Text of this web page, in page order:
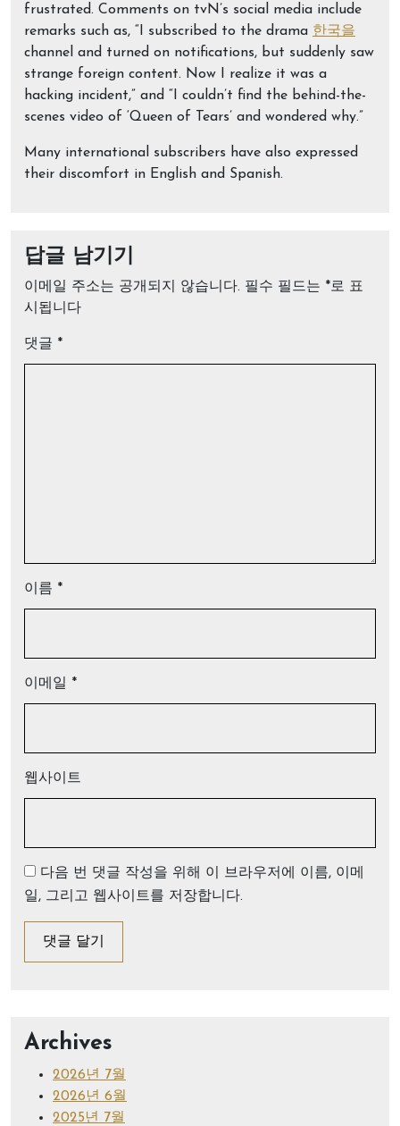
frustrated. Comments on tvN’s social media include
remarks such as, “I subscribed to the drama 한국을
channel and turned on notifications, but suddenly saw
strange foreign content. Now I realize it was a
hacking incident,” and “I couldn’t find the behind-the-
scenes video of ‘Queen of Tears’ and wondered why.”
Many international subscribers have also expressed
their discomfort in English and Spanish.
답글 남기기
이메일 주소는 공개되지 않습니다. 필수 필드는 *로 표
시됩니다
댓글 *
이름 *
이메일 *
웹사이트
다음 번 댓글 작성을 위해 이 브라우저에 이름, 이메
일, 그리고 웹사이트를 저장합니다.
Archives
2026년 7월
2026년 6월
2025년 7월